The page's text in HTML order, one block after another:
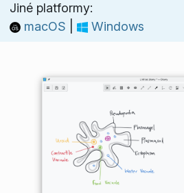
Jiné platformy:
macOS
Windows